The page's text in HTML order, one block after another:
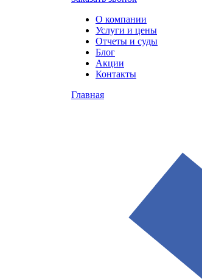
О компании
Услуги и цены
Отчеты и суды
Блог
Акции
Контакты
Главная